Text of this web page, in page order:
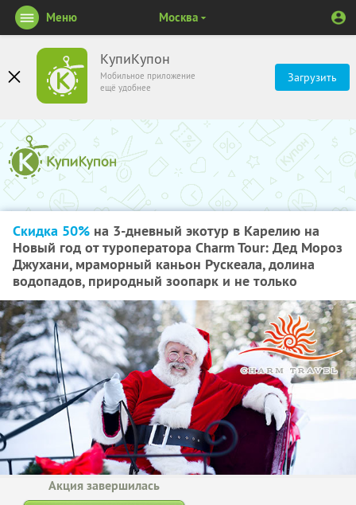
КупиКупон
Мобильное приложение
ещё удобнее
Загрузить
Меню Москва
Скидка 50% на 3-дневный экотур в Карелию на
Новый год от туроператора Charm Tour: Дед Мороз
Джухани, мраморный каньон Рускеала, долина
водопадов, природный зоопарк и не только
Акция завершилась